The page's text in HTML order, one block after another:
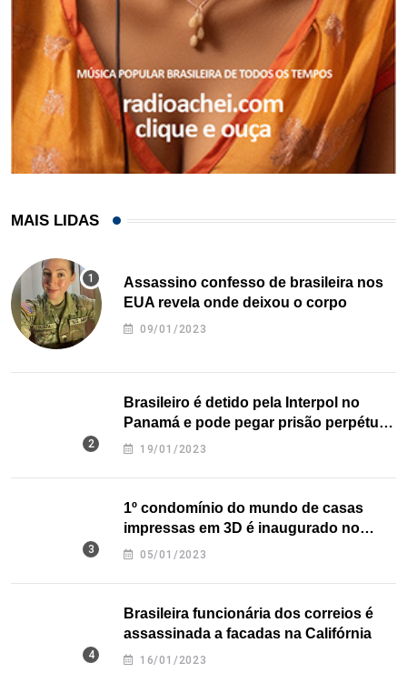
MAIS LIDAS
Assassino confesso de brasileira nos
EUA revela onde deixou o corpo
09/01/2023
Brasileiro é detido pela Interpol no
Panamá e pode pegar prisão perpétua
nos EUA
19/01/2023
1º condomínio do mundo de casas
impressas em 3D é inaugurado no
Texas
05/01/2023
Brasileira funcionária dos correios é
assassinada a facadas na Califórnia
16/01/2023